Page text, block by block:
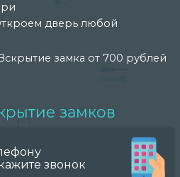
дверь любой
замка от 700 рублей
замков
звонок